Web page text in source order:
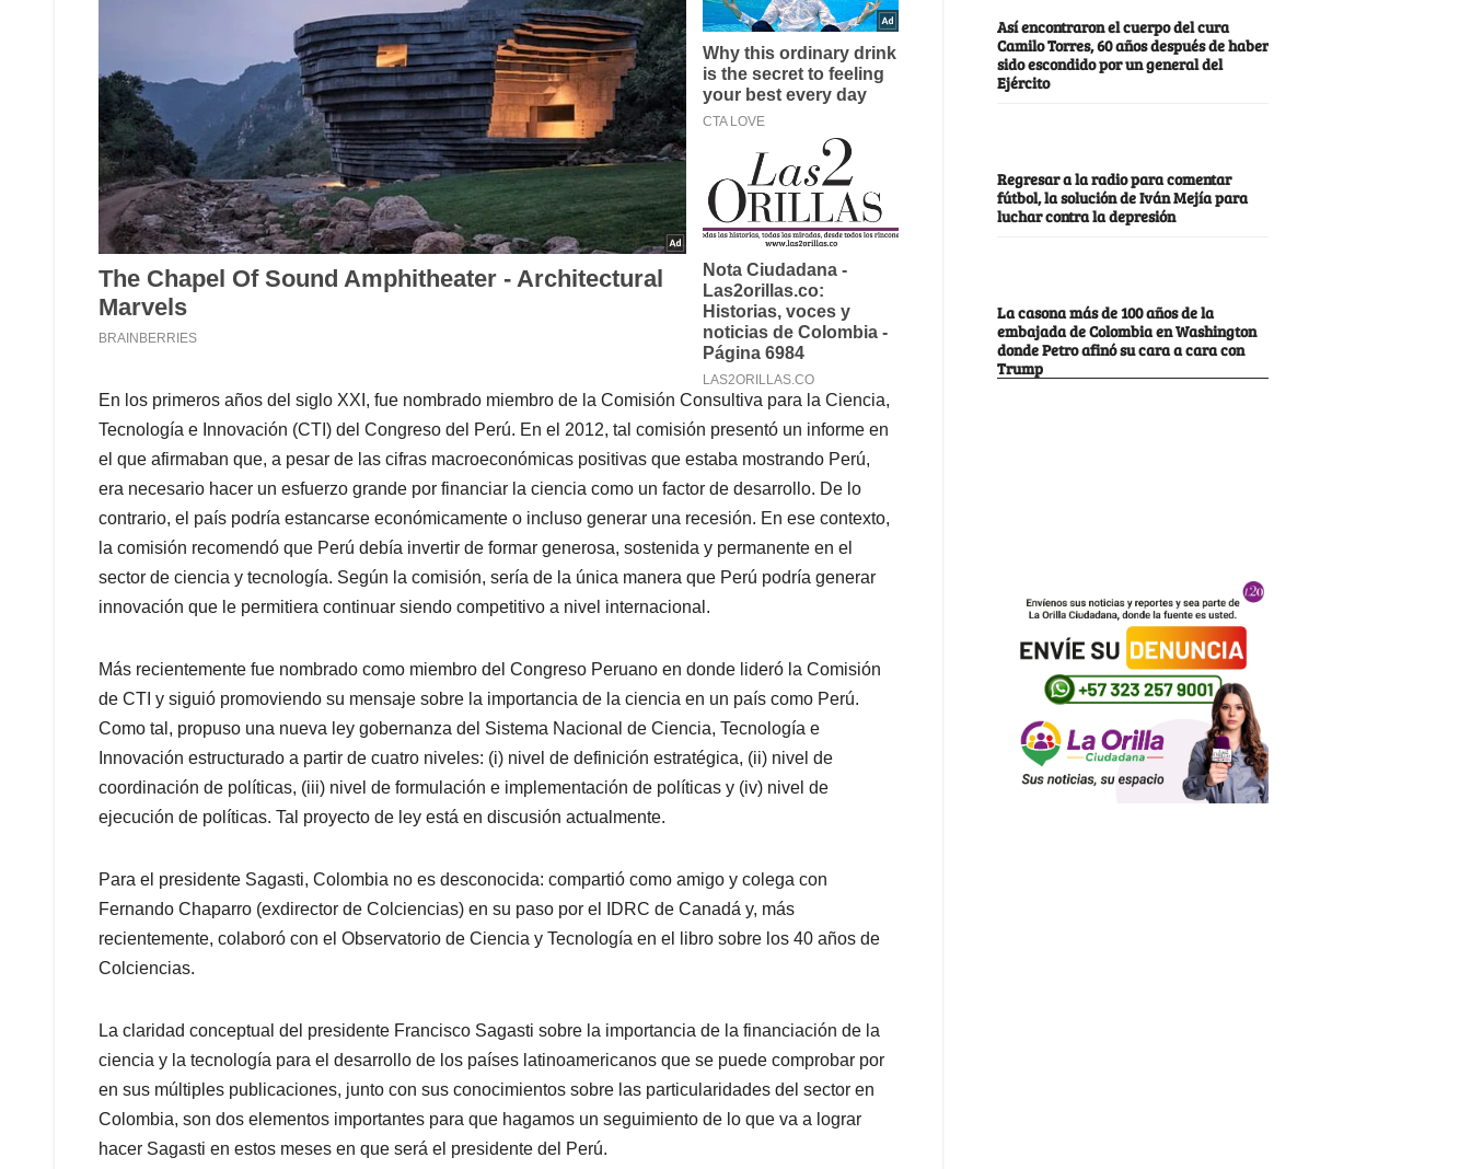
En los primeros años del siglo XXI, fue nombrado miembro de la Comisión Consultiva para la Ciencia,
Tecnología e Innovación (CTI) del Congreso del Perú. En el 2012, tal comisión presentó un informe en
el que afirmaban que, a pesar de las cifras macroeconómicas positivas que estaba mostrando Perú,
era necesario hacer un esfuerzo grande por financiar la ciencia como un factor de desarrollo. De lo
contrario, el país podría estancarse económicamente o incluso generar una recesión. En ese contexto,
la comisión recomendó que Perú debía invertir de formar generosa, sostenida y permanente en el
sector de ciencia y tecnología. Según la comisión, sería de la única manera que Perú podría generar
innovación que le permitiera continuar siendo competitivo a nivel internacional.
Más recientemente fue nombrado como miembro del Congreso Peruano en donde lideró la Comisión
de CTI y siguió promoviendo su mensaje sobre la importancia de la ciencia en un país como Perú.
Como tal, propuso una nueva ley gobernanza del Sistema Nacional de Ciencia, Tecnología e
Innovación estructurado a partir de cuatro niveles: (i) nivel de definición estratégica, (ii) nivel de
coordinación de políticas, (iii) nivel de formulación e implementación de políticas y (iv) nivel de
ejecución de políticas. Tal proyecto de ley está en discusión actualmente.
Para el presidente Sagasti, Colombia no es desconocida: compartió como amigo y colega con
Fernando Chaparro (exdirector de Colciencias) en su paso por el IDRC de Canadá y, más
recientemente, colaboró con el Observatorio de Ciencia y Tecnología en el libro sobre los 40 años de
Colciencias.
La claridad conceptual del presidente Francisco Sagasti sobre la importancia de la financiación de la
ciencia y la tecnología para el desarrollo de los países latinoamericanos que se puede comprobar por
en sus múltiples publicaciones, junto con sus conocimientos sobre las particularidades del sector en
Colombia, son dos elementos importantes para que hagamos un seguimiento de lo que va a lograr
hacer Sagasti en estos meses en que será el presidente del Perú.
Así encontraron el cuerpo del cura
Camilo Torres, 60 años después de haber
sido escondido por un general del
Ejército
Regresar a la radio para comentar
fútbol, la solución de Iván Mejía para
luchar contra la depresión
La casona más de 100 años de la
embajada de Colombia en Washington
donde Petro afinó su cara a cara con
Trump